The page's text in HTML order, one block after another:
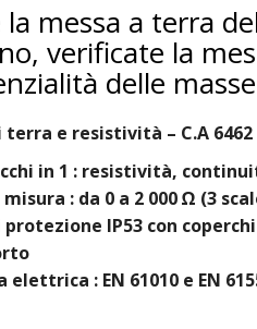
la messa a terra
verificate la
delle masse
e resistività – C.A 6462
in 1 : resistività,
misura : da 0 a 2 000 Ω (3
protezione IP53 con
elettrica : EN 61010 e EN